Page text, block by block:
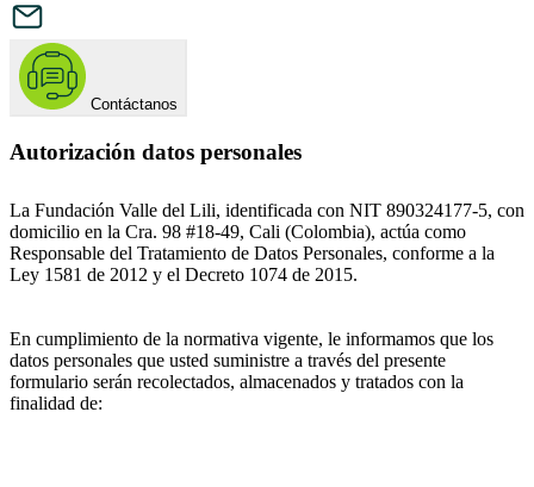
Contáctanos
Autorización datos personales
La Fundación Valle del Lili, identificada con NIT 890324177-5, con
domicilio en la Cra. 98 #18-49, Cali (Colombia), actúa como
Responsable del Tratamiento de Datos Personales, conforme a la
Ley 1581 de 2012 y el Decreto 1074 de 2015.
En cumplimiento de la normativa vigente, le informamos que los
datos personales que usted suministre a través del presente
formulario serán recolectados, almacenados y tratados con la
finalidad de: